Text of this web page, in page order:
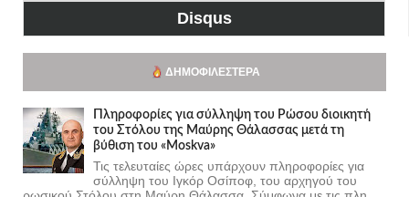
Disqus
ΔΗΜΟΦΙΛΈΣΤΕΡΑ
Πληροφορίες για σύλληψη του Ρώσου διοικητή
του Στόλου της Mαύρης Θάλασσας μετά τη
βύθιση του «Moskva»
Τις τελευταίες ώρες υπάρχουν πληροφορίες για
σύλληψη του Ιγκόρ Οσίποφ, του αρχηγού του